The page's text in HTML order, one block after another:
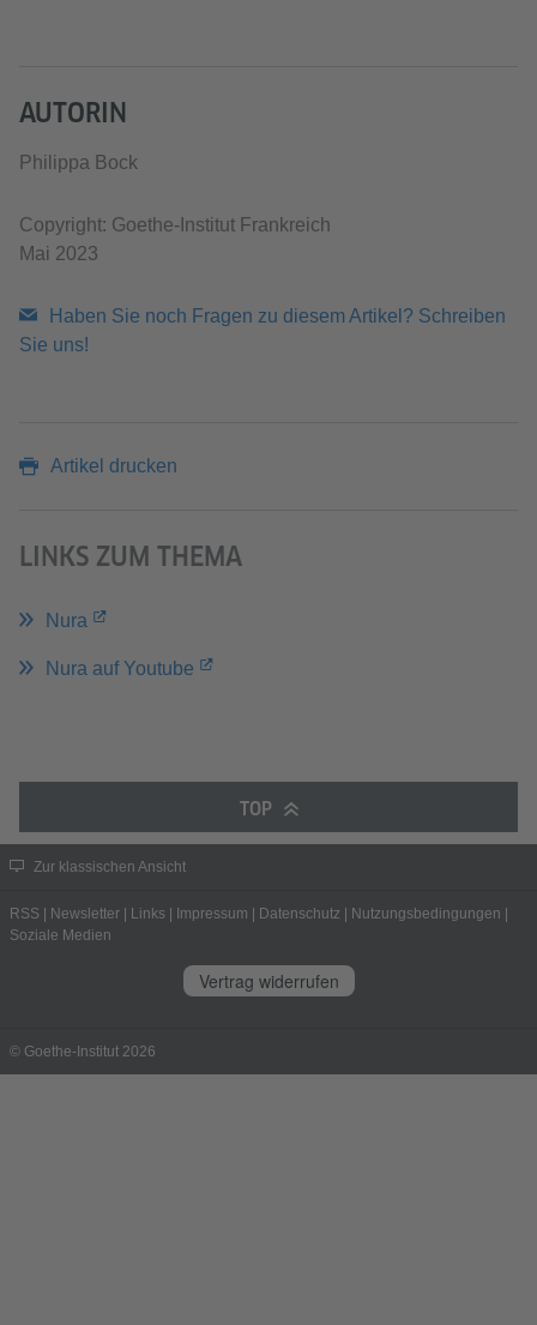
AUTORIN
Philippa Bock
Copyright: Goethe-Institut Frankreich
Mai 2023
Haben Sie noch Fragen zu diesem Artikel? Schreiben
Sie uns!
Artikel drucken
LINKS ZUM THEMA
Nura
Nura auf Youtube
TOP
Zur klassischen Ansicht
RSS Newsletter Links Impressum Datenschutz Nutzungsbedingungen
Soziale Medien
Vertrag widerrufen
© Goethe-Institut 2026